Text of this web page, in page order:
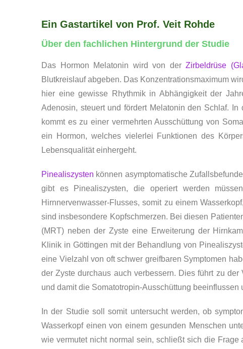
Ein Gastartikel von Prof. Veit Rohde
Über den fachlichen Hintergrund der Studie
Das Hormon Melatonin wird von der Zirbeldrüse
Blutkreislauf abgeben. Das Konzentrationsmaximum
hier eine gewisse Rhythmik in Abhängigkeit der
Adenosin, steuert und fördert Melatonin den Schlaf.
kommt es zu einer vermehrten Ausschüttung von
ein Hormon, welches vielerlei Funktionen des
Lebensqualität einhergeht.
Pinealiszysten können asymptomatische
gibt es Pinealiszysten, die operiert werden
Hirnnervenwasser-Flusses, somit zu einem
sind insbesondere Kopfschmerzen. Bei diesen
(MRT) neben der Zyste eine Erweiterung der
Klinik in Göttingen mit der Behandlung von
eine Vielzahl von oft schwer greifbaren Symptomen
der Zyste durchaus auch verbessern. Dies führt zu
und damit die Somatotropin-Ausschüttung beeinflussen
In der Studie soll somit untersucht werden, ob
Wasserkopf einen von einem gesunden Menschen
wie vermutet nicht normal sein, schließt sich die